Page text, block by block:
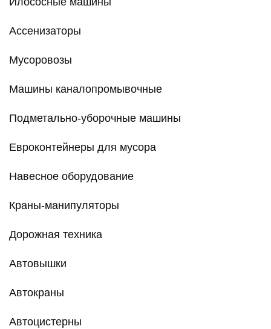
Ассенизаторы
Мусоровозы
Машины каналопромывочные
Подметально-уборочные машины
Евроконтейнеры для мусора
Навесное оборудование
Краны-манипуляторы
Дорожная техника
Автовышки
Автокраны
Автоцистерны